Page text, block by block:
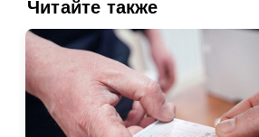
Читайте также